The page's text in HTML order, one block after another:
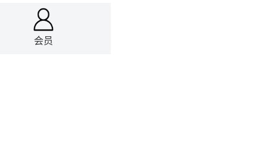
会员